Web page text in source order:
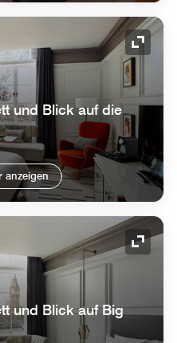
und Blick auf die
anzeigen
und Blick auf Big